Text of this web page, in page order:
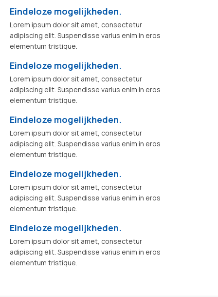
Eindeloze mogelijkheden.
Lorem ipsum dolor sit amet, consectetur
adipiscing elit. Suspendisse varius enim in eros
elementum tristique.
Eindeloze mogelijkheden.
Lorem ipsum dolor sit amet, consectetur
adipiscing elit. Suspendisse varius enim in eros
elementum tristique.
Eindeloze mogelijkheden.
Lorem ipsum dolor sit amet, consectetur
adipiscing elit. Suspendisse varius enim in eros
elementum tristique.
Eindeloze mogelijkheden.
Lorem ipsum dolor sit amet, consectetur
adipiscing elit. Suspendisse varius enim in eros
elementum tristique.
Eindeloze mogelijkheden.
Lorem ipsum dolor sit amet, consectetur
adipiscing elit. Suspendisse varius enim in eros
elementum tristique.